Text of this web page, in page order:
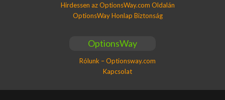
Hirdessen az OptionsWay.com Oldalán
OptionsWay Honlap Biztonság
OptionsWay
Rólunk – Optionsway.com
Kapcsolat